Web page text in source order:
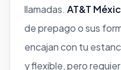
llamadas. AT&T
de prepago o sus
encajan con tu
y flexible, pero